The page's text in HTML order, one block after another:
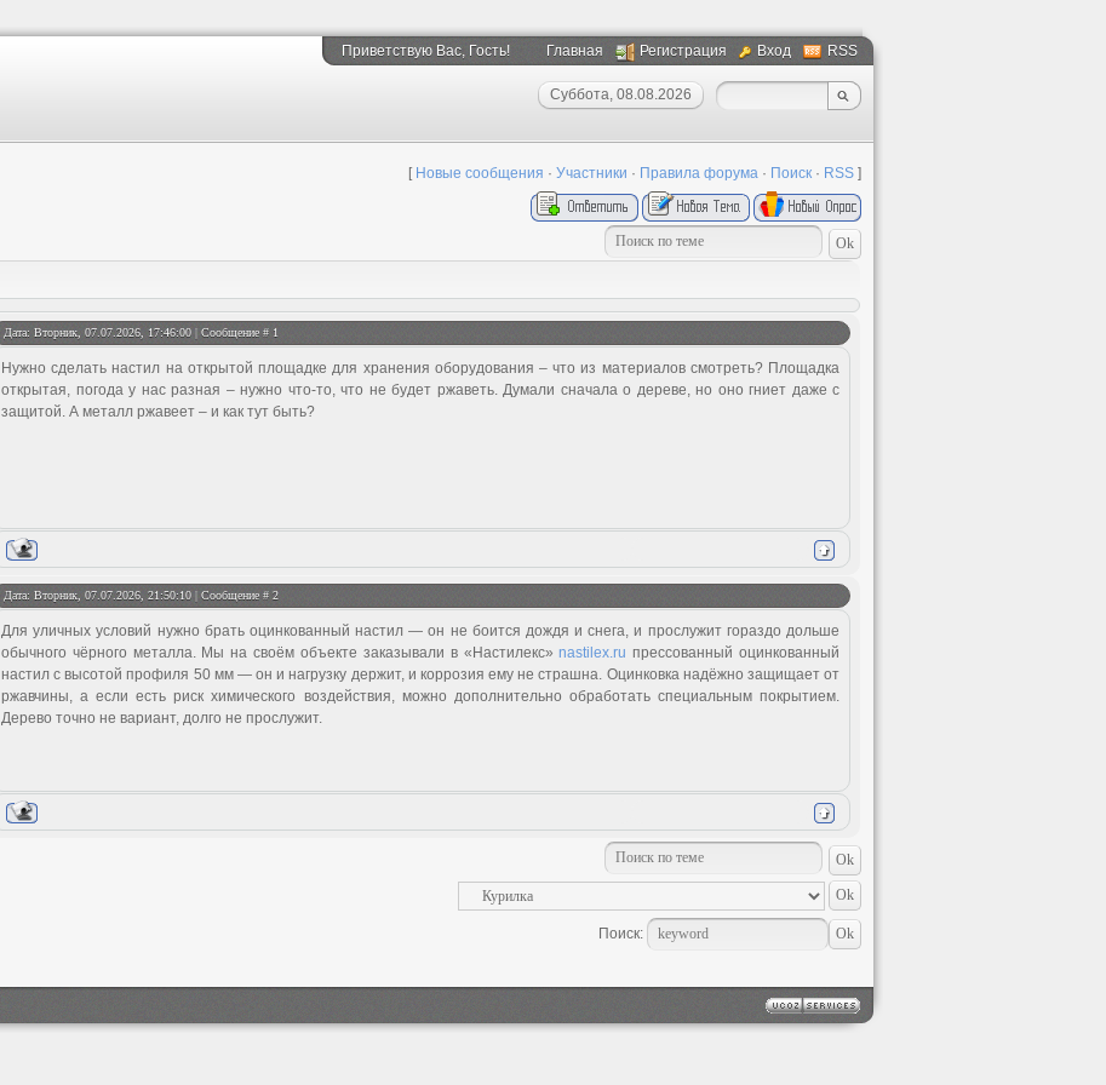
Приветствую Вас, Гость! Главная Регистрация Вход RSS
Суббота, 08.08.2026
[ Новые сообщения · Участники · Правила форума · Поиск · RSS ]
Дата: Вторник, 07.07.2026, 17:46:00 | Сообщение # 1
Нужно сделать настил на открытой площадке для хранения оборудования – что из материалов смотреть? Площадка
открытая, погода у нас разная – нужно что-то, что не будет ржаветь. Думали сначала о дереве, но оно гниет даже с
защитой. А металл ржавеет – и как тут быть?
Дата: Вторник, 07.07.2026, 21:50:10 | Сообщение # 2
Для уличных условий нужно брать оцинкованный настил — он не боится дождя и снега, и прослужит гораздо дольше
обычного чёрного металла. Мы на своём объекте заказывали в «Настилекс»nastilex.ru прессованный оцинкованный
настил с высотой профиля 50 мм — он и нагрузку держит, и коррозия ему не страшна. Оцинковка надёжно защищает от
ржавчины, а если есть риск химического воздействия, можно дополнительно обработать специальным покрытием.
Дерево точно не вариант, долго не прослужит.
Поиск: